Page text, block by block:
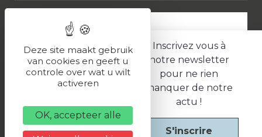
Inscrivez vous à
notre newsletter
pour ne rien
manquer de notre
actu !
S'inscrire
ESPACE PRESSE
LES PARTENAIRES
Politique de confidentialité
Une réalisation
Deze site maakt gebruik
van cookies en geeft u
controle over wat u wilt
activeren
OK, accepteer alle